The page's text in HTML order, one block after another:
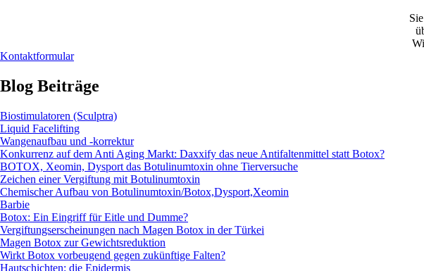
Kontaktformular
Blog Beiträge
Biostimulatoren (Sculptra)
Liquid Facelifting
Wangenaufbau und -korrektur
Konkurrenz auf dem Anti Aging Markt: Daxxify das neue Antifaltenmittel statt Botox?
BOTOX, Xeomin, Dysport das Botulinumtoxin ohne Tierversuche
Zeichen einer Vergiftung mit Botulinumtoxin
Chemischer Aufbau von Botulinumtoxin/Botox,Dysport,Xeomin
Barbie
Botox: Ein Eingriff für Eitle und Dumme?
Vergiftungserscheinungen nach Magen Botox in der Türkei
Magen Botox zur Gewichtsreduktion
Wirkt Botox vorbeugend gegen zukünftige Falten?
Hautschichten: die Epidermis